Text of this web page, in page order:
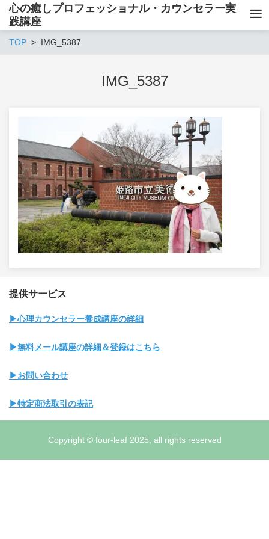
心の癒しプロフェッショナル・カウンセラー実
践講座
TOP IMG_5387
IMG_5387
提供サービス
▶心理カウンセラー養成講座の詳細
▶無料メール講座の詳細＆登録はこちら
▶お問い合わせ
▶特定商法取引の表記
Copyright © four-leaf 2025, all rights reserved